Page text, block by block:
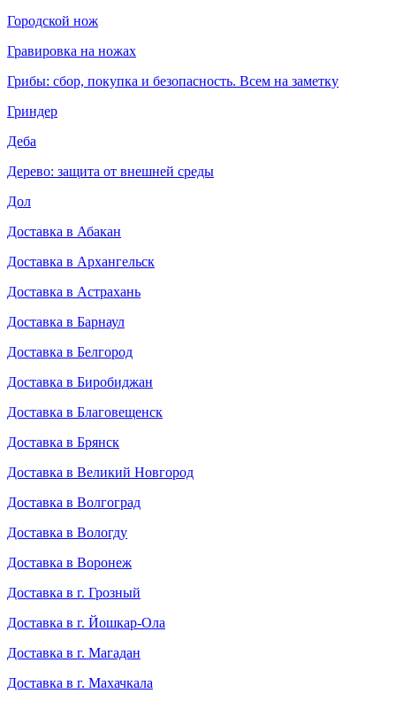
Городской нож
Гравировка на ножах
Грибы: сбор, покупка и безопасность. Всем на заметку
Гриндер
Деба
Дерево: защита от внешней среды
Дол
Доставка в Абакан
Доставка в Архангельск
Доставка в Астрахань
Доставка в Барнаул
Доставка в Белгород
Доставка в Биробиджан
Доставка в Благовещенск
Доставка в Брянск
Доставка в Великий Новгород
Доставка в Волгоград
Доставка в Вологду
Доставка в Воронеж
Доставка в г. Грозный
Доставка в г. Йошкар-Ола
Доставка в г. Магадан
Доставка в г. Махачкала